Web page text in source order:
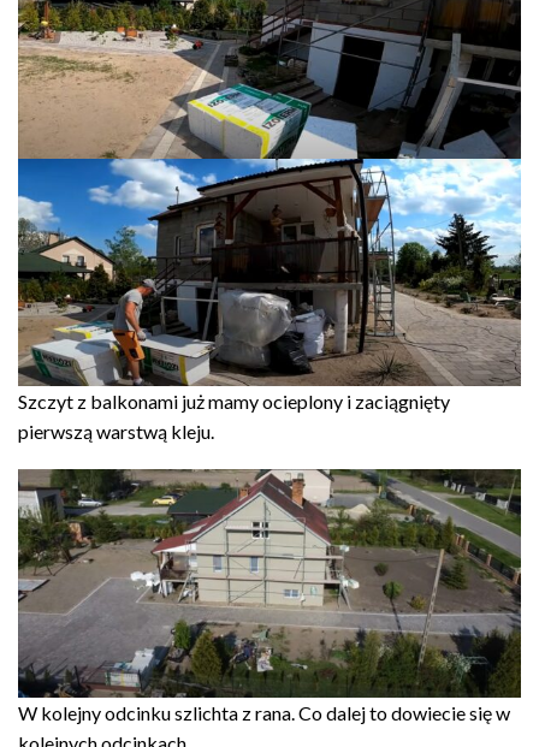
Szczyt z balkonami już mamy ocieplony i zaciągnięty
pierwszą warstwą kleju.
W kolejny odcinku szlichta z rana. Co dalej to dowiecie się w